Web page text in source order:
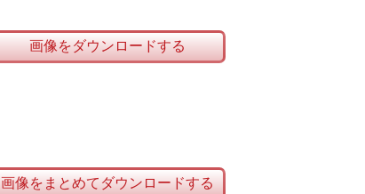
画像をダウンロードする
画像をまとめてダウンロードする